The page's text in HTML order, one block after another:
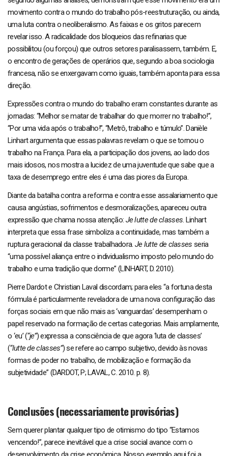
movimento contra o mundo do trabalho pós-reestruturação, ou ainda,
uma luta contra o neoliberalismo. As faixas e os gritos parecem
revelar isso. A radicalidade dos bloqueios das refinarias que
possibilitou (ou forçou) que outros setores paralisassem, também. E,
o encontro de gerações de operários que, segundo a boa sociologia
francesa, não se enxergavam como iguais, também aponta para essa
direção.
Expressões contra o mundo do trabalho eram constantes durante as
jornadas: “Melhor se matar de trabalhar do que morrer no trabalho!”,
“Por uma vida após o trabalho!”, “Metrô, trabalho e túmulo”. Danièle
Linhart argumenta que essas palavras revelam o que se tornou o
trabalho na França. Para ela, a participação dos jovens, ao lado dos
mais idosos, nos mostra a lucidez de uma juventude que sabe que a
taxa de desemprego entre eles é uma das piores da Europa.
Diante da batalha contra a reforma e contra esse assalariamento que
causa angústias, sofrimentos e desmoralizações, apareceu outra
expressão que chama nossa atenção: Je lutte de classes. Linhart
interpreta que essa frase simboliza a continuidade, mas também a
ruptura geracional da classe trabalhadora. Je lutte de classes seria
“uma possível aliança entre o individualismo imposto pelo mundo do
trabalho e uma tradição que dorme” (LINHART, D. 2010).
Pierre Dardot e Christian Laval discordam; para eles “a fortuna desta
fórmula é particularmente reveladora de uma nova configuração das
forças sociais em que não mais as ‘vanguardas’ desempenham o
papel reservado na formação de certas categorias. Mais amplamente,
o ‘eu’ (“je”) expressa a consciência de que agora ‘luta de classes’
(“lutte de classes”) se refere ao campo subjetivo, devido às novas
formas de poder no trabalho, de mobilização e formação da
subjetividade” (DARDOT, P; LAVAL, C. 2010. p. 8).
Conclusões (necessariamente provisórias)
Sem querer plantar qualquer tipo de otimismo do tipo “Estamos
vencendo!”, parece inevitável que a crise social avance com o